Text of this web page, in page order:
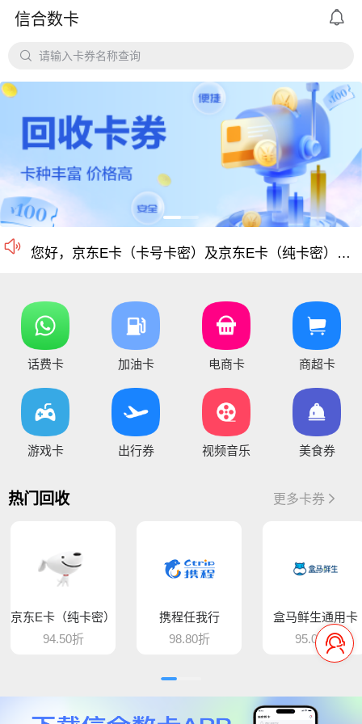
信合数卡 
 请输入卡券名称查询

尊敬的信合用户您好：目前银行卡，支付宝提现已恢复正常 ，欢迎提卡
通知：支付宝提现通道暂时维护，恢复另行通知，带来的不便敬请谅解！
您好，平台新增京东E卡兑换码，产品代码334, 费率97%，销卡较快，欢迎提交！
您好，通兑一卡通临时维护，麻烦暂停提交订单，恢复通知！
将于15:30维护，恢复待通知
您好，目前银行卡提现暂时维护，恢复待通知，给您
您好 平台新增中百提货券 骏卡益汇卡 骏卡随心卡 欢迎大家前来提交
平台对京东e卡、携程任我行长期有大量需求，欢迎有各类有相关资源的个人和企业长期合作。
价格公道、稳定需求，长期回收京东E卡、携程卡。
仅支持合法合规的正规卡合作，您可以直接在平台
信合长期大量回收各类礼品卡、游戏点卡、话费卡、
京东E卡500面值以上寄售回收价格上调至965折
电商卡如京东卡、沃尔玛、盒马卡、瑞祥卡、天猫卡、苏宁、携程等等
话费卡 加油卡 电商卡 商超卡
游戏卡 出行券 视频音乐 美食券
热门回收 更多卡券
京东E卡（纯卡密）
94.50折
携程任我行
98.80折
盒马鲜生通用卡
95.00折